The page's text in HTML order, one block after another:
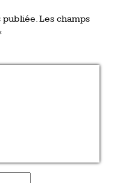
publiée.Les champs